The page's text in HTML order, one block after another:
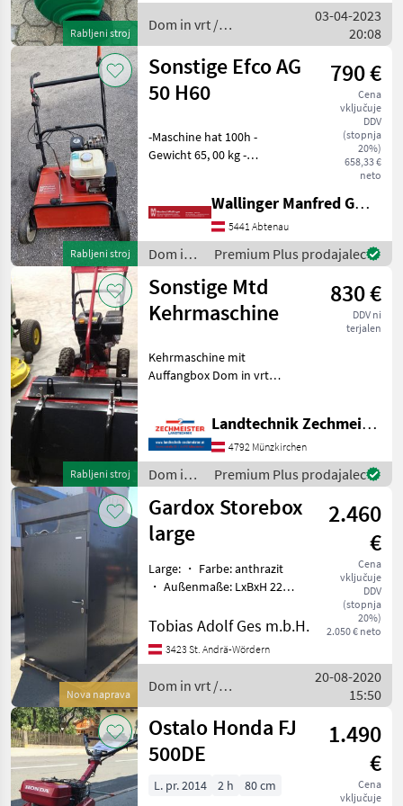
Rabljeni stroj
Dom in vrt /
Sonstige
03-04-2023
20:08
Rabljeni stroj
Sonstige Efco AG
50 H60
790 €
Cena
vključuje
DDV
(stopnja
20%)
658,33 €
neto
-Maschine hat 100h -
Gewicht 65, 00 kg -
(Pendelnd) -
Höhenverstellung Zentral
stufenlos -Gehäuse aus
Stahl -Marke des Motors
Wallinger Manfred GmbH.
5441 Abtenau
Dom in
vrt /
Sonstige
Premium Plus prodajalec
Rabljeni stroj
Sonstige Mtd
Kehrmaschine
830 €
DDV ni
terjalen
Kehrmaschine mit
Auffangbox Dom in vrt
Landtechnik Zechmeister GmbH & Co KG
4792 Münzkirchen
Dom in
vrt /
Sonstige
Premium Plus prodajalec
Nova naprava
Gardox Storebox
large
2.460
€
Cena
vključuje
DDV
(stopnja
20%)
2.050 € neto
Large: ・ Farbe: anthrazit
・ Außenmaße: LxBxH 228 x
LxBxH 213 x 114 x 210 cm ・
・ Dachtraglast: 200 kg/m2
Tobias Adolf Ges m.b.H.
3423 St. Andrä-Wördern
Dom in vrt /
Gardox
20-08-2020
15:50
Ostalo Honda FJ
500DE
1.490
€
Cena
vključuje
L. pr. 2014 2 h
80 cm